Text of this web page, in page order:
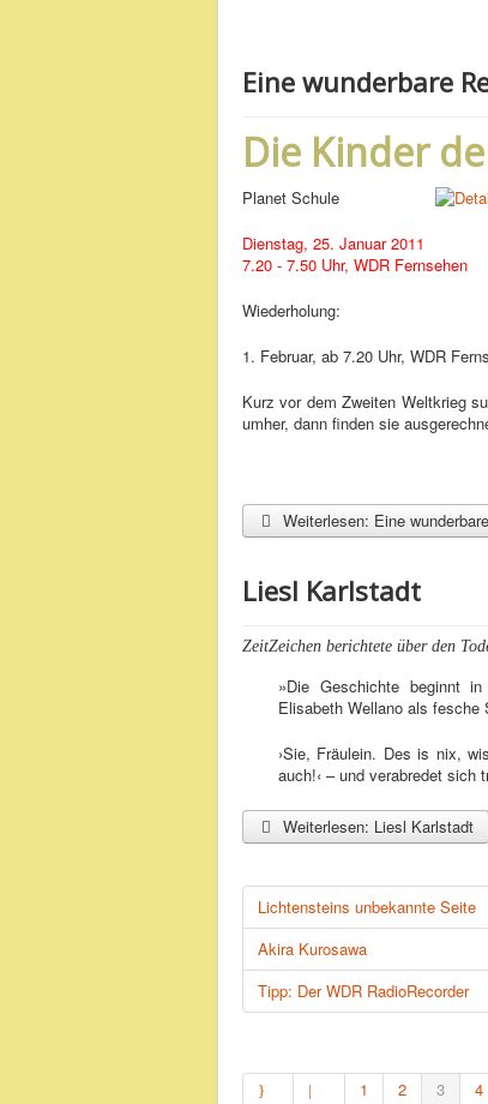
Eine wunderbare
Die Kinder
Planet Schule
Dienstag, 25. Januar 2011
7.20 - 7.50 Uhr, WDR Fernsehen
Wiederholung:
1. Februar, ab 7.20 Uhr, WDR
Kurz vor dem Zweiten Weltkrieg
umher, dann finden sie
Weiterlesen: Eine
Liesl Karlstadt
ZeitZeichen berichtete über den
»Die Geschichte beginnt
Elisabeth Wellano als fesche
›Sie, Fräulein. Des is nix,
auch!‹ – und verabredet sich
Weiterlesen: Liesl Karlstadt
Lichtensteins unbekannte Seite
Akira Kurosawa
Tipp: Der WDR RadioRecorder
1 2 3 4